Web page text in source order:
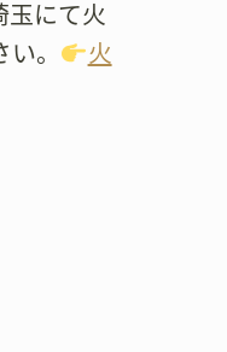
玉にて火
。
火